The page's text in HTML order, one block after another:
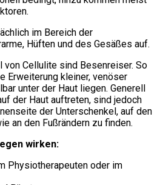
im Bereich der
Hüften und des Gesäßes auf.
von Cellulite sind Besenreiser. So
Erweiterung kleiner, venöser
unter der Haut liegen. Generell
der Haut auftreten, sind jedoch
der Unterschenkel, auf den
an den Fußrändern zu finden.
wirken:
Physiotherapeuten oder im